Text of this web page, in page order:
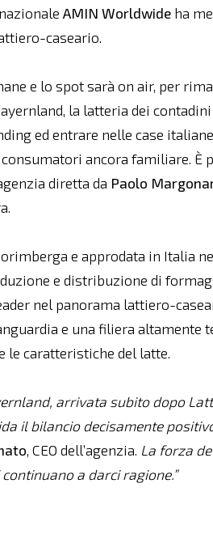
AMIN Worldwide ha
caseario.
e lo spot sarà on air, per
la latteria dei
ed entrare nelle case
ancora familiare. È
diretta da Paolo
e approdata in Italia
e distribuzione di
nel panorama lattiero-
e una filiera altamente
le caratteristiche del latte.
arrivata subito dopo
il bilancio decisamente
, CEO dell’agenzia. La forza
a darci ragione.”